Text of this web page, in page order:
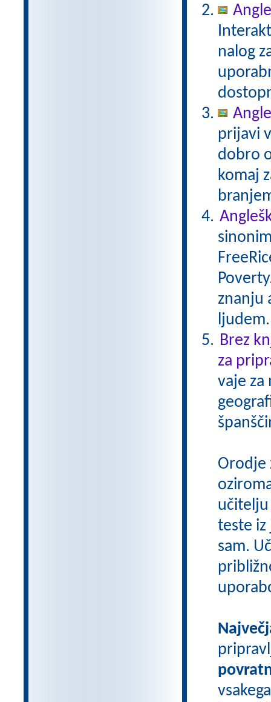
nalog
prijavi
dobro
komaj
znanju
Brez
za
vaje za
Orodje
učitelju
teste iz
sam.